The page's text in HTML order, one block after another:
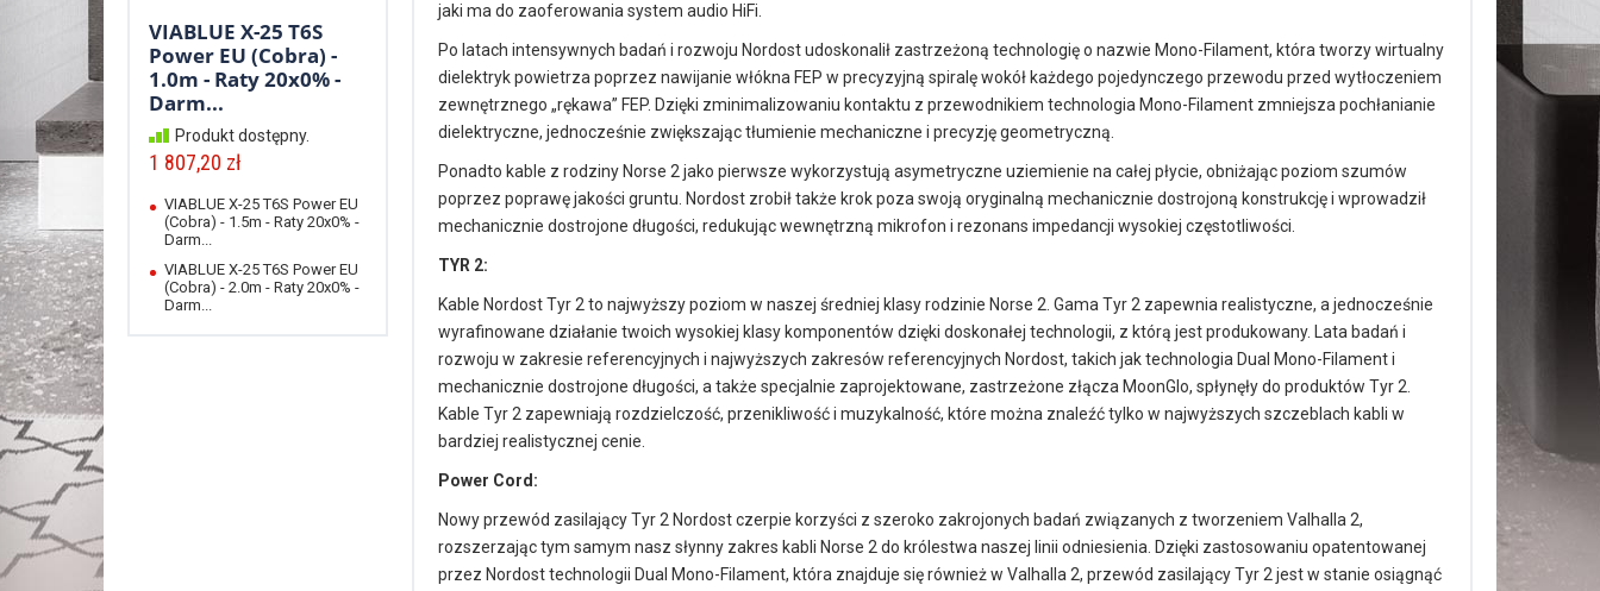
jaki ma do zaoferowania system audio HiFi.
Po latach intensywnych badań i rozwoju Nordost udoskonalił zastrzeżoną technologię o nazwie Mono-Filament, która tworzy wirtualny
dielektryk powietrza poprzez nawijanie włókna FEP w precyzyjną spiralę wokół każdego pojedynczego przewodu przed wytłoczeniem
zewnętrznego „rękawa” FEP. Dzięki zminimalizowaniu kontaktu z przewodnikiem technologia Mono-Filament zmniejsza pochłanianie
dielektryczne, jednocześnie zwiększając tłumienie mechaniczne i precyzję geometryczną.
Ponadto kable z rodziny Norse 2 jako pierwsze wykorzystują asymetryczne uziemienie na całej płycie, obniżając poziom szumów
poprzez poprawę jakości gruntu. Nordost zrobił także krok poza swoją oryginalną mechanicznie dostrojoną konstrukcję i wprowadził
mechanicznie dostrojone długości, redukując wewnętrzną mikrofon i rezonans impedancji wysokiej częstotliwości.
TYR 2:
Kable Nordost Tyr 2 to najwyższy poziom w naszej średniej klasy rodzinie Norse 2. Gama Tyr 2 zapewnia realistyczne, a jednocześnie
wyrafinowane działanie twoich wysokiej klasy komponentów dzięki doskonałej technologii, z którą jest produkowany. Lata badań i
rozwoju w zakresie referencyjnych i najwyższych zakresów referencyjnych Nordost, takich jak technologia Dual Mono-Filament i
mechanicznie dostrojone długości, a także specjalnie zaprojektowane, zastrzeżone złącza MoonGlo, spłynęły do produktów Tyr 2.
Kable Tyr 2 zapewniają rozdzielczość, przenikliwość i muzykalność, które można znaleźć tylko w najwyższych szczeblach kabli w
bardziej realistycznej cenie.
Power Cord:
Nowy przewód zasilający Tyr 2 Nordost czerpie korzyści z szeroko zakrojonych badań związanych z tworzeniem Valhalla 2,
rozszerzając tym samym nasz słynny zakres kabli Norse 2 do królestwa naszej linii odniesienia. Dzięki zastosowaniu opatentowanej
przez Nordost technologii Dual Mono-Filament, która znajduje się również w Valhalla 2, przewód zasilający Tyr 2 jest w stanie osiągnąć
VIABLUE X-25 T6S
Power EU (Cobra) -
1.0m - Raty 20x0% -
Darm...
Produkt dostępny.
1 807,20 zł
VIABLUE X-25 T6S Power EU
(Cobra) - 1.5m - Raty 20x0% -
Darm...
VIABLUE X-25 T6S Power EU
(Cobra) - 2.0m - Raty 20x0% -
Darm...